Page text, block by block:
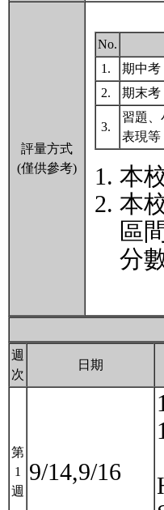
評量方式
(僅供參考)
No.
1.
期中考
2.
期末考
3.
習題
表現等
本
本
區
分
週
次
日期
第
1
週
9/14,9/16